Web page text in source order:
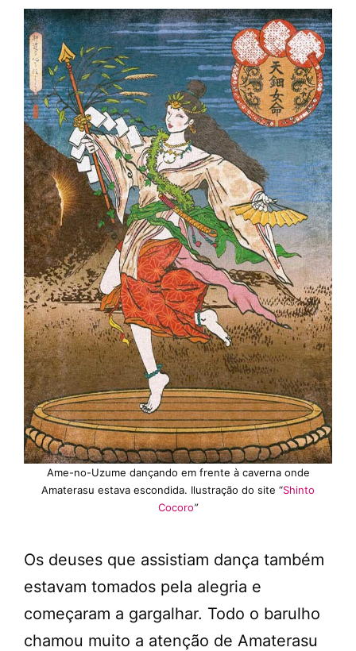
Ame-no-Uzume dançando em frente à caverna onde
Amaterasu estava escondida. Ilustração do site “Shinto
Cocoro”
Os deuses que assistiam dança também
estavam tomados pela alegria e
começaram a gargalhar. Todo o barulho
chamou muito a atenção de Amaterasu